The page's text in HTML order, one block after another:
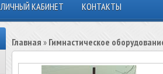
ЛИЧНЫЙ КАБИНЕТ КОНТАКТЫ
Главная » Гимнастическое